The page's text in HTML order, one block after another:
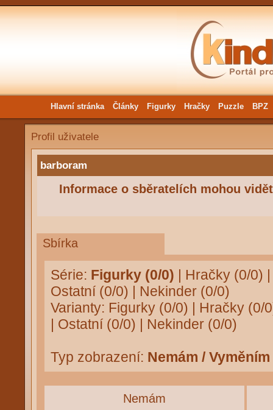
Hlavní stránka Články Figurky Hračky Puzzle BPZ
Profil uživatele
barboram
Informace o sběratelích mohou
Sbírka
Série: Figurky (0/0) | Hračky (0/0)
Ostatní (0/0) | Nekinder (0/0)
Varianty: Figurky (0/0) | Hračky (0/
| Ostatní (0/0) | Nekinder (0/0)
Typ zobrazení: Nemám / Vyměním
Nemám